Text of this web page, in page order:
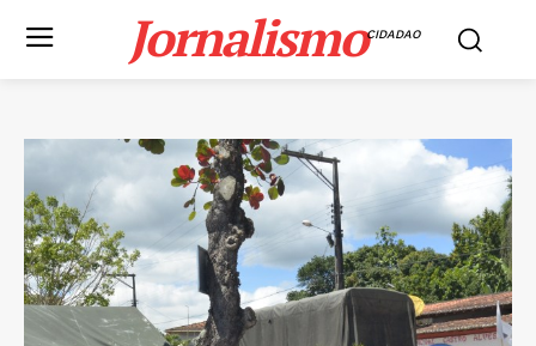
JornalismoCIDADAO